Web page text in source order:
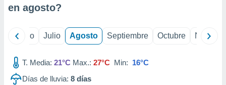
en agosto?
Junio Julio Agosto Septiembre Octubre
T. Media: 21°C Max.: 27°C Min: 16°C
Días de lluvia: 8 días